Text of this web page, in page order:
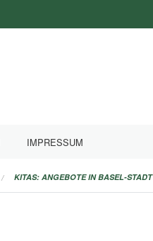
IMPRESSUM
KITAS: ANGEBOTE IN BASEL-STADT